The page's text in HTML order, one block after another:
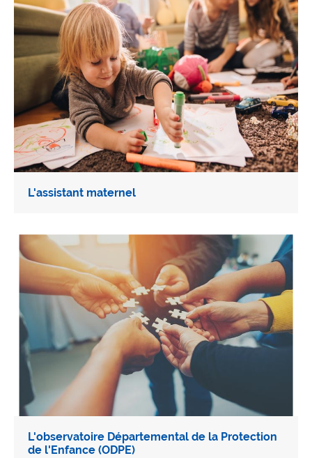
L'assistant maternel
L'observatoire Départemental de la Protection
de l'Enfance (ODPE)